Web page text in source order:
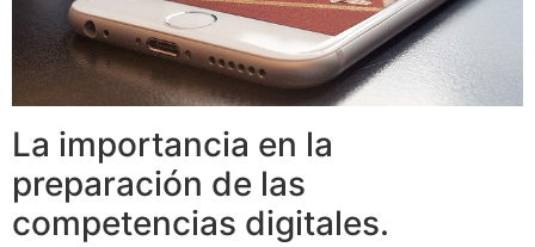
La importancia en la
preparación de las
competencias digitales.